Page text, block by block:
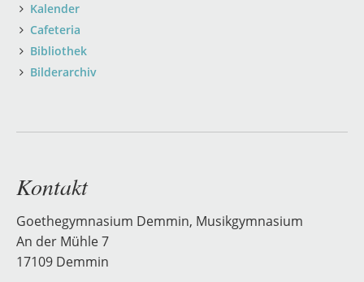
Kalender
Cafeteria
Bibliothek
Bilderarchiv
Kontakt
Goethegymnasium Demmin, Musikgymnasium
An der Mühle 7
17109 Demmin